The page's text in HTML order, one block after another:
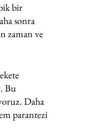
bir
sonra
zaman ve
Bu
Daha
parantezi